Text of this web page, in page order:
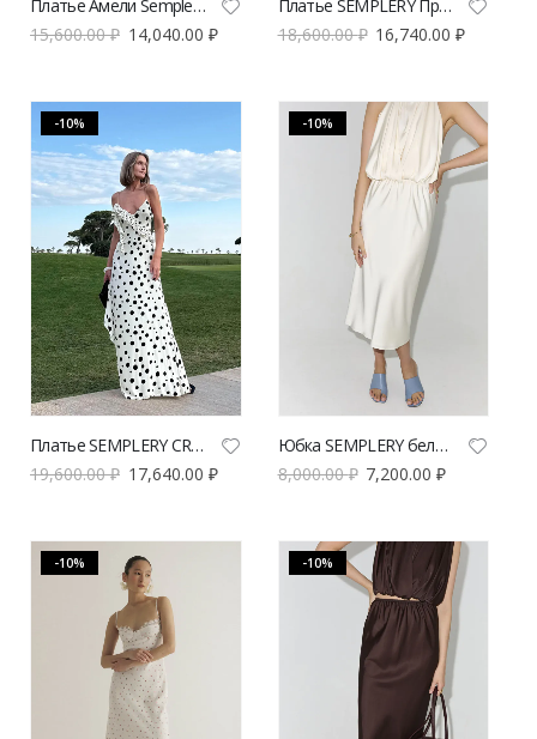
Платье Амели Semplery с цветочным принтом
15,600.00₽ 14,040.00 ₽
Платье SEMPLERY Провокация из костюмной ткани | VERESK studio
18,600.00₽ 16,740.00₽
-10%
Платье SEMPLERY CRUELLA из вискозы в горох | VERESK studio
19,600.00₽ 17,640.00 ₽
-10%
Юбка SEMPLERY бельевая молочная | VERESK studio
8,000.00₽ 7,200.00₽
-10% -10%